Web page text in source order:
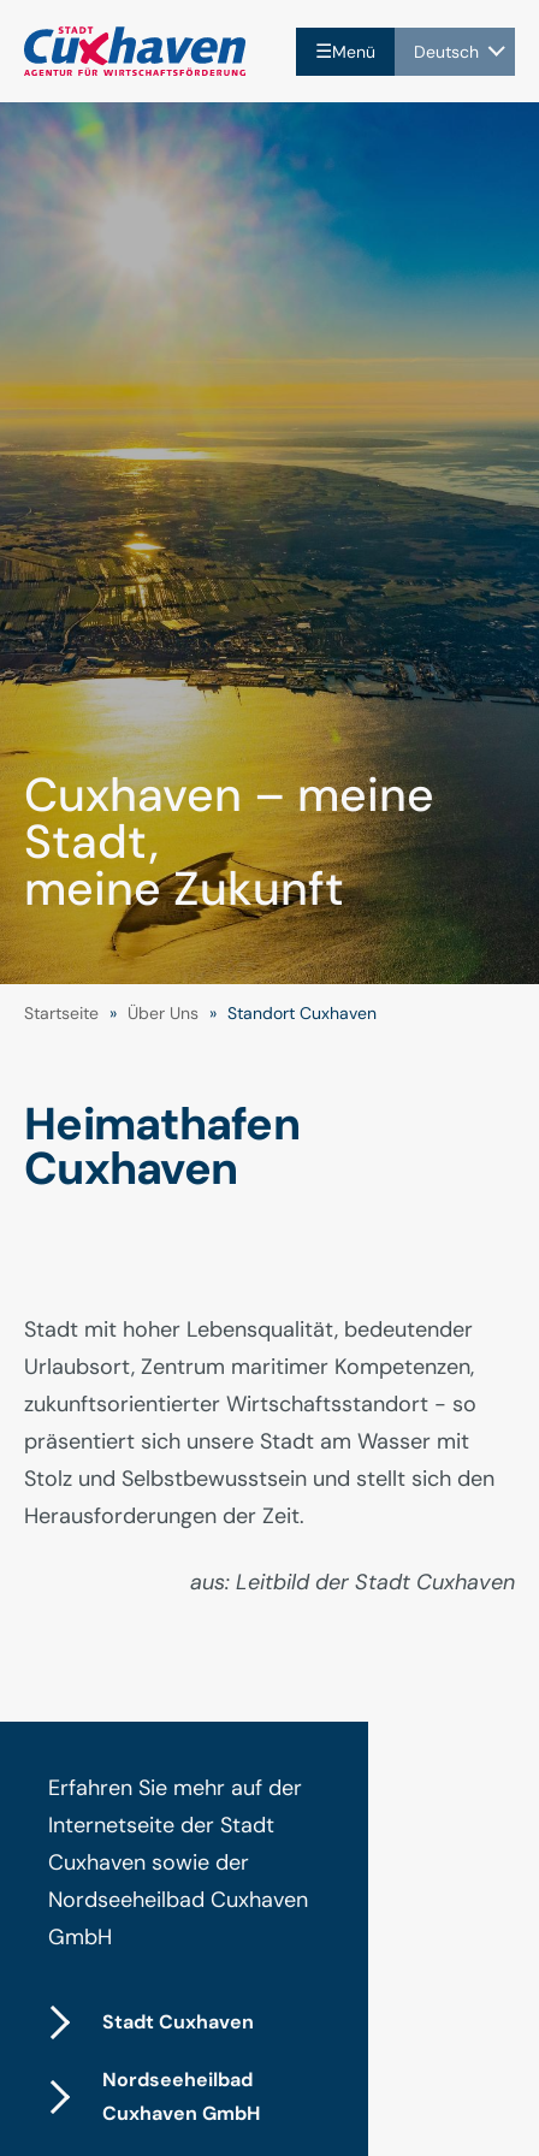
☰Menü
Cuxhaven – meine
Stadt,
meine Zukunft
Startseite » Über Uns » Standort Cuxhaven
Heimathafen
Cuxhaven
Stadt mit hoher Lebensqualität, bedeutender
Urlaubsort, Zentrum maritimer Kompetenzen,
zukunftsorientierter Wirtschaftsstandort - so
präsentiert sich unsere Stadt am Wasser mit
Stolz und Selbstbewusstsein und stellt sich den
Herausforderungen der Zeit.
aus: Leitbild der Stadt Cuxhaven
Erfahren Sie mehr auf der
Internetseite der Stadt
Cuxhaven sowie der
Nordseeheilbad Cuxhaven
GmbH
Stadt Cuxhaven
Nordseeheilbad
Cuxhaven GmbH